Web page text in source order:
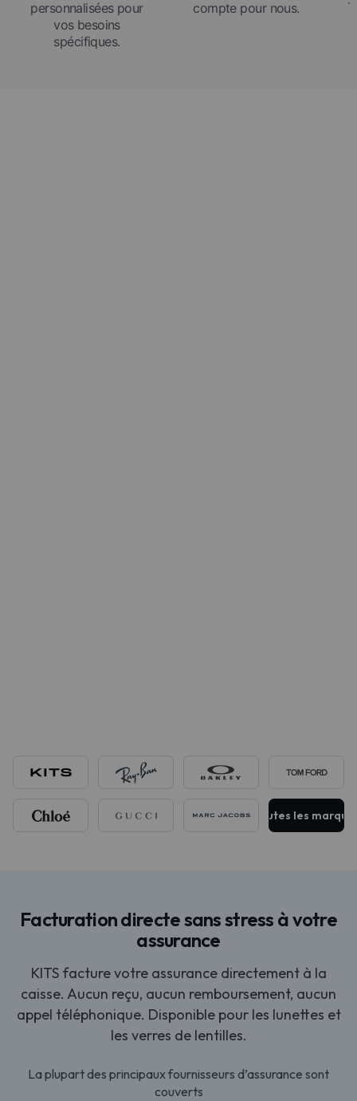
personnalisées pour
vos besoins
spécifiques.
compte pour nous.
Toutes les
Facturation directe sans stress à votre
assurance
KITS facture votre assurance directement à la
caisse. Aucun reçu, aucun remboursement, aucun
appel téléphonique. Disponible pour les lunettes et
les verres de lentilles.
La plupart des principaux fournisseurs d’assurance sont
couverts